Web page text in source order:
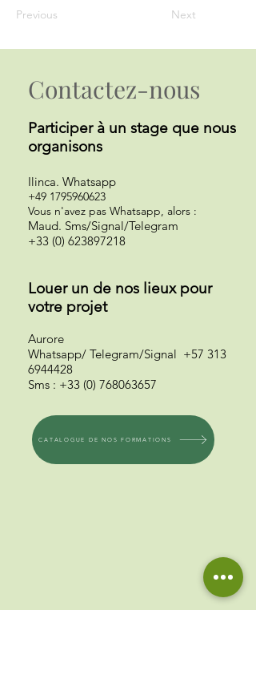
Previous Next
Contactez-nous
Participer à un stage que nous
organisons
Ilinca. Whatsapp
+49 1795960623
Vous n'avez pas Whatsapp, alors :
Maud. Sms/Signal/Telegram
+33 (0) 623897218
Louer un de nos lieux pour
votre projet
Aurore
Whatsapp/ Telegram/Signal +57 313
6944428
Sms : +33 (0) 768063657
CATALOGUE DE NOS FORMATIONS